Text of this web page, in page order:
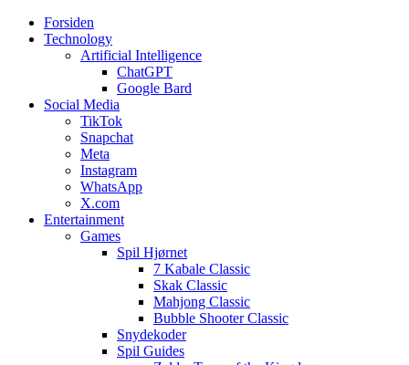
Web3zero.dk
Web3zero.dk
Forsiden
Technology
Artificial Intelligence
ChatGPT
Google Bard
Social Media
TikTok
Snapchat
Meta
Instagram
WhatsApp
X.com
Entertainment
Games
Spil Hjørnet
7 Kabale Classic
Skak Classic
Mahjong Classic
Bubble Shooter Classic
Snydekoder
Spil Guides